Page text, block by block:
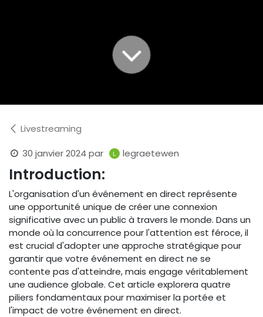
Livestreaming
30 janvier 2024 par legraetewen
Introduction:
L'organisation d'un événement en direct représente
une opportunité unique de créer une connexion
significative avec un public à travers le monde. Dans un
monde où la concurrence pour l'attention est féroce, il
est crucial d'adopter une approche stratégique pour
garantir que votre événement en direct ne se
contente pas d'atteindre, mais engage véritablement
une audience globale. Cet article explorera quatre
piliers fondamentaux pour maximiser la portée et
l'impact de votre événement en direct.